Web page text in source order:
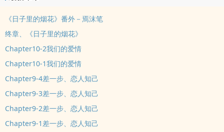
─────────────────────────────────
我们总有个朝思暮想，总有个每逢眼泪落下。
「木宁，如果哪天我真的成为一条狗，那我就是一条愿意奋不顾身往
前跑的忠犬。」
「妳只要尽管拉着我。」他微微勾起嘴角，「我会带着妳跑，跑一辈
子。」
青春那年，我们散步在细碎的阳光里，捕捉不到彼此的气息；
气说爱。
回忆很重，你的笑容很浅，海浪拍打着的声音我听不见，
《日子里的烟花》番外－焉沫笔
终章、《日子里的烟花》
Chapter10-2我们的爱情
Chapter10-1我们的爱情
Chapter9-4差一步、恋人知己
Chapter9-3差一步、恋人知己
Chapter9-2差一步、恋人知己
Chapter9-1差一步、恋人知己